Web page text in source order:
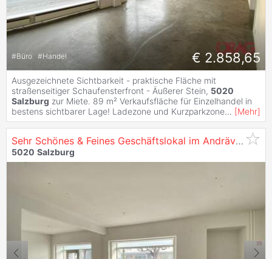
#Büro #Handel € 2.858,65
Ausgezeichnete Sichtbarkeit - praktische Fläche mit
straßenseitiger Schaufensterfront - Äußerer Stein, 5020
Salzburg zur Miete. 89 m² Verkaufsfläche für Einzelhandel in
bestens sichtbarer Lage! Ladezone und Kurzparkzone... [Mehr]
Sehr Schönes & Feines Geschäftslokal im Andräviertel -
5020 Salzburg